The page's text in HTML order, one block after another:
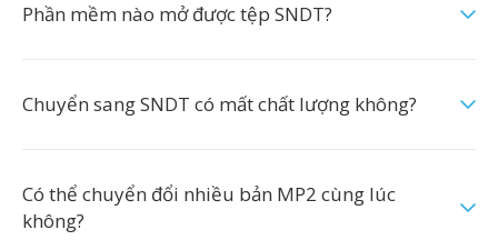
Phần mềm nào mở được tệp SNDT?
Chuyển sang SNDT có mất chất lượng không?
Có thể chuyển đổi nhiều bản MP2 cùng lúc
không?